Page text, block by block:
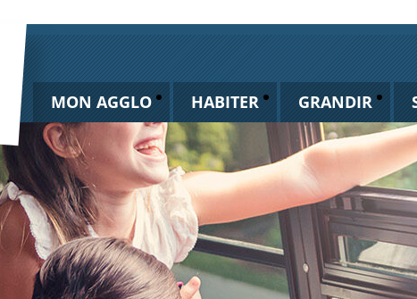
MON AGGLO HABITER GRANDIR